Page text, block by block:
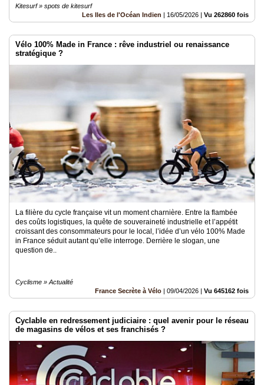
Kitesurf » spots de kitesurf
Les Iles de l'Océan Indien | 16/05/2026 | Vu 262860 fois
Vélo 100% Made in France : rêve industriel ou renaissance
stratégique ?
La filière du cycle française vit un moment charnière. Entre la flambée
des coûts logistiques, la quête de souveraineté industrielle et l’appétit
croissant des consommateurs pour le local, l’idée d’un vélo 100% Made
in France séduit autant qu’elle interroge. Derrière le slogan, une
question de..
Cyclisme » Actualité
France Secrète à Vélo | 09/04/2026 | Vu 645162 fois
Cyclable en redressement judiciaire : quel avenir pour le réseau
de magasins de vélos et ses franchisés ?